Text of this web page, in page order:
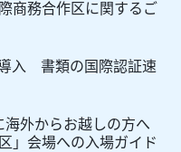
商務合作区に関するご
導入 書類の国際認証速
海外からお越しの方へ
」会場への入場ガイド